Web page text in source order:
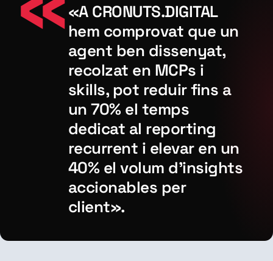
«A CRONUTS.DIGITAL
hem comprovat que un
agent ben dissenyat,
recolzat en MCPs i
skills, pot reduir fins a
un 70% el temps
dedicat al reporting
recurrent i elevar en un
40% el volum d’insights
accionables per
client».